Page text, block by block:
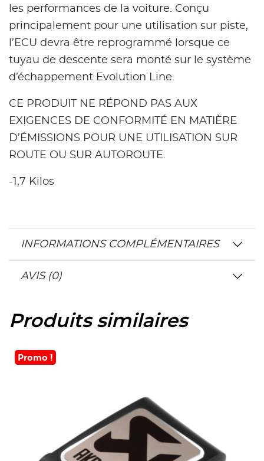
les performances de la voiture. Conçu
principalement pour une utilisation sur piste,
l’ECU devra être reprogrammé lorsque ce
tuyau de descente sera monté sur le système
d’échappement Evolution Line.
CE PRODUIT NE RÉPOND PAS AUX
EXIGENCES DE CONFORMITÉ EN MATIÈRE
D’ÉMISSIONS POUR UNE UTILISATION SUR
ROUTE OU SUR AUTOROUTE.
-1,7 Kilos
INFORMATIONS COMPLÉMENTAIRES
AVIS (0)
Produits similaires
Promo !